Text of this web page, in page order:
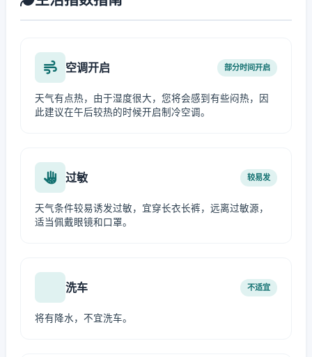
空调开启 部分时间开启
天气有点热，由于湿度很大，您将会感到有些闷热，因
此建议在午后较热的时候开启制冷空调。
过敏 较易发
天气条件较易诱发过敏，宜穿长衣长裤，远离过敏源，
适当佩戴眼镜和口罩。
洗车 不适宜
将有降水，不宜洗车。